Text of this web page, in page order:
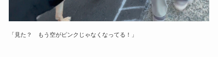
「見た？ もう空がピンクじゃなくなってる！」